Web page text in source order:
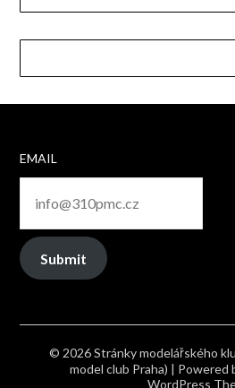
EMAIL
Submit
© 2026 Stránky modelářského
model club Praha) | Powered
WordPress